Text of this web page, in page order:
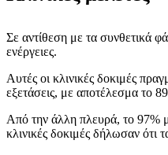
Σε αντίθεση με τα συνθετικά
ενέργειες.
Αυτές οι κλινικές δοκιμές
εξετάσεις, με αποτέλεσμα το
Από την άλλη πλευρά, το 97%
κλινικές δοκιμές δήλωσαν ότι